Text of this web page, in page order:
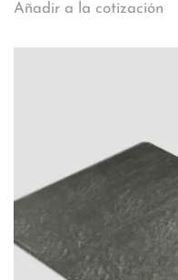
Añadir a la cotización